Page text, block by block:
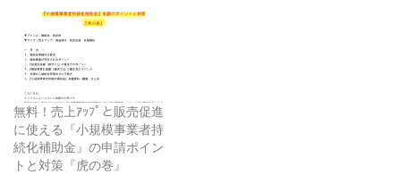
無料！売上ｱｯﾌﾟと販売促進
に使える『小規模事業者持
続化補助金』の申請ポイン
トと対策『虎の巻』